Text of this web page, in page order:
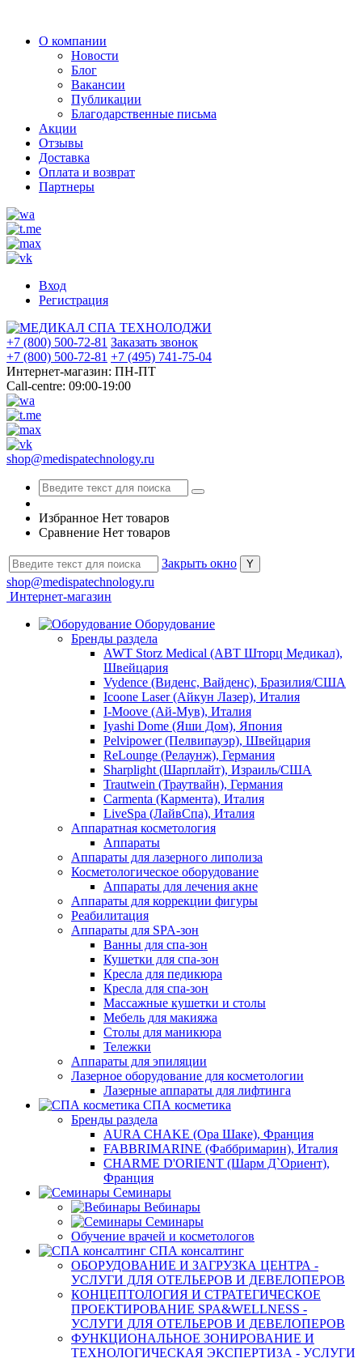
О компании
Новости
Блог
Вакансии
Публикации
Благодарственные письма
Акции
Отзывы
Доставка
Оплата и возврат
Партнеры
Вход
Регистрация
+7 (800) 500-72-81 Заказать звонок
+7 (800) 500-72-81 +7 (495) 741-75-04
Интернет-магазин: ПН-ПТ
Call-centre: 09:00-19:00
shop@medispatechnology.ru
Избранное Нет товаров
Сравнение Нет товаров
Закрыть окно
shop@medispatechnology.ru
Интернет-магазин
Оборудование
Бренды раздела
AWT Storz Medical (АВТ Шторц Медикал),
Швейцария
Vydence (Виденс, Вайденс), Бразилия/США
Icoone Laser (Айкун Лазер), Италия
I-Moove (Ай-Мув), Италия
Iyashi Dome (Яши Дом), Япония
Pelvipower (Пелвипауэр), Швейцария
ReLounge (Релаунж), Германия
Sharplight (Шарплайт), Израиль/США
Trautwein (Траутвайн), Германия
Carmenta (Кармента), Италия
LiveSpa (ЛайвСпа), Италия
Аппаратная косметология
Аппараты
Аппараты для лазерного липолиза
Косметологическое оборудование
Аппараты для лечения акне
Аппараты для коррекции фигуры
Реабилитация
Аппараты для SPA-зон
Ванны для спа-зон
Кушетки для спа-зон
Кресла для педикюра
Кресла для спа-зон
Массажные кушетки и столы
Мебель для макияжа
Столы для маникюра
Тележки
Аппараты для эпиляции
Лазерное оборудование для косметологии
Лазерные аппараты для лифтинга
СПА косметика
Бренды раздела
AURA CHAKE (Ора Шаке), Франция
FABBRIMARINE (Фаббримарин), Италия
CHARME D'ORIENT (Шарм Д`Ориент),
Франция
Семинары
Вебинары
Семинары
Обучение врачей и косметологов
СПА консалтинг
ОБОРУДОВАНИЕ И ЗАГРУЗКА ЦЕНТРА -
УСЛУГИ ДЛЯ ОТЕЛЬЕРОВ И ДЕВЕЛОПЕРОВ
КОНЦЕПТОЛОГИЯ И СТРАТЕГИЧЕСКОЕ
ПРОЕКТИРОВАНИЕ SPA&WELLNESS -
УСЛУГИ ДЛЯ ОТЕЛЬЕРОВ И ДЕВЕЛОПЕРОВ
ФУНКЦИОНАЛЬНОЕ ЗОНИРОВАНИЕ И
ТЕХНОЛОГИЧЕСКАЯ ЭКСПЕРТИЗА - УСЛУГИ